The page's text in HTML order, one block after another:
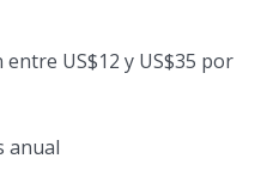
US$12 y US$35 por
anual